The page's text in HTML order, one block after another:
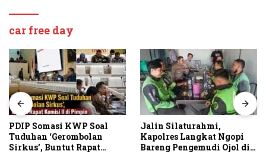
car free day
PDIP Somasi KWP Soal
Tuduhan ‘Gerombolan
Sirkus’, Buntut Rapat
Jalin Silaturahmi,
Kapolres Langkat Ngopi
Bareng Pengemudi Ojol di